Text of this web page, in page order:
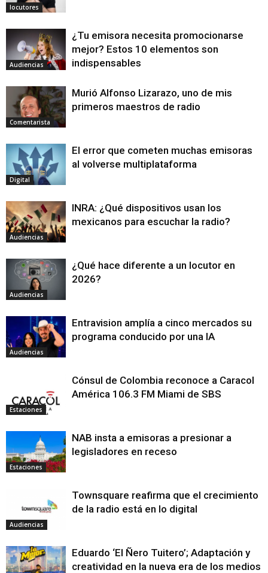
locutores
Audiencias
¿Tu emisora necesita promocionarse
mejor? Estos 10 elementos son
indispensables
Comentarista
Murió Alfonso Lizarazo, uno de mis
primeros maestros de radio
Digital
El error que cometen muchas emisoras
al volverse multiplataforma
Audiencias
INRA: ¿Qué dispositivos usan los
mexicanos para escuchar la radio?
Audiencias
¿Qué hace diferente a un locutor en
2026?
Audiencias
Entravision amplía a cinco mercados su
programa conducido por una IA
Estaciones
Cónsul de Colombia reconoce a Caracol
América 106.3 FM Miami de SBS
Estaciones
NAB insta a emisoras a presionar a
legisladores en receso
Audiencias
Townsquare reafirma que el crecimiento
de la radio está en lo digital
Eduardo ‘El Ñero Tuitero’; Adaptación y
creatividad en la nueva era de los medios